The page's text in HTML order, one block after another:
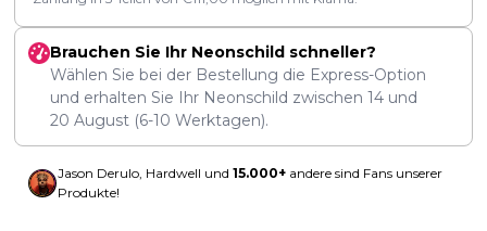
Brauchen Sie Ihr Neonschild schneller?
Wählen Sie bei der Bestellung die Express-Option
und erhalten Sie Ihr Neonschild zwischen 14 und
20 August (6-10 Werktagen).
Jason Derulo, Hardwell und 15.000+ andere sind Fans unserer
Produkte!